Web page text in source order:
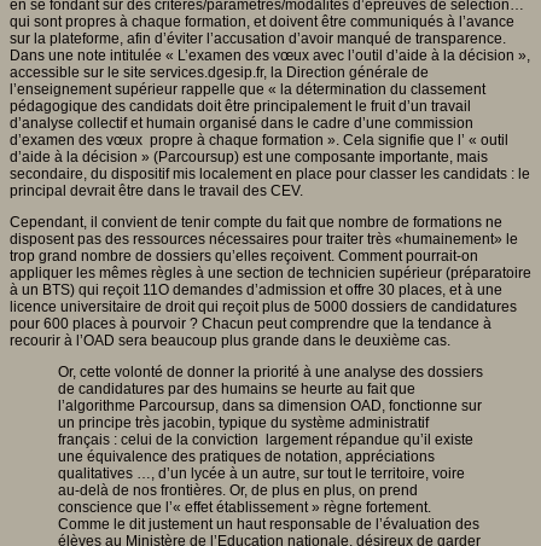
en se fondant sur des critères/paramètres/modalités d’épreuves de sélection…
qui sont propres à chaque formation, et doivent être communiqués à l’avance
sur la plateforme, afin d’éviter l’accusation d’avoir manqué de transparence.
Dans une note intitulée « L’examen des vœux avec l’outil d’aide à la décision »,
accessible sur le site services.dgesip.fr, la Direction générale de
l’enseignement supérieur rappelle que « la détermination du classement
pédagogique des candidats doit être principalement le fruit d’un travail
d’analyse collectif et humain organisé dans le cadre d’une commission
d’examen des vœux propre à chaque formation ». Cela signifie que l’ « outil
d’aide à la décision » (Parcoursup) est une composante importante, mais
secondaire, du dispositif mis localement en place pour classer les candidats : le
principal devrait être dans le travail des CEV.
Cependant, il convient de tenir compte du fait que nombre de formations ne
disposent pas des ressources nécessaires pour traiter très «humainement» le
trop grand nombre de dossiers qu’elles reçoivent. Comment pourrait-on
appliquer les mêmes règles à une section de technicien supérieur (préparatoire
à un BTS) qui reçoit 11O demandes d’admission et offre 30 places, et à une
licence universitaire de droit qui reçoit plus de 5000 dossiers de candidatures
pour 600 places à pourvoir ? Chacun peut comprendre que la tendance à
recourir à l’OAD sera beaucoup plus grande dans le deuxième cas.
Or, cette volonté de donner la priorité à une analyse des dossiers
de candidatures par des humains se heurte au fait que
l’algorithme Parcoursup, dans sa dimension OAD, fonctionne sur
un principe très jacobin, typique du système administratif
français : celui de la conviction largement répandue qu’il existe
une équivalence des pratiques de notation, appréciations
qualitatives …, d’un lycée à un autre, sur tout le territoire, voire
au-delà de nos frontières. Or, de plus en plus, on prend
conscience que l’« effet établissement » règne fortement.
Comme le dit justement un haut responsable de l’évaluation des
élèves au Ministère de l’Education nationale, désireux de garder